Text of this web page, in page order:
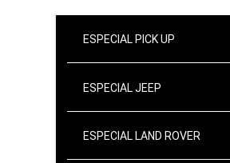
ESPECIAL PICK UP
ESPECIAL JEEP
ESPECIAL LAND ROVER